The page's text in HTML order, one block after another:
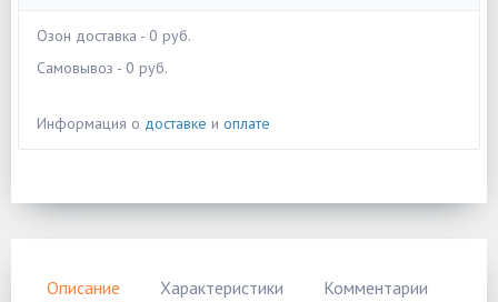
Озон доставка - 0 руб.
Самовывоз - 0 руб.
Информация о доставке и оплате
Описание Характеристики Комментарии